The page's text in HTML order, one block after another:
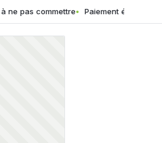
Paiement électronique en